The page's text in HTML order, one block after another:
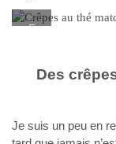
Des
Je suis un peu en